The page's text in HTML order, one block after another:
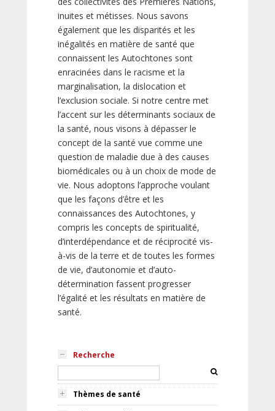
inuites et métisses. Nous savons
également que les disparités et les
inégalités en matière de santé que
connaissent les Autochtones sont
enracinées dans le racisme et la
marginalisation, la dislocation et
l’exclusion sociale. Si notre centre met
l’accent sur les déterminants sociaux de
la santé, nous visons à dépasser le
concept de la santé vue comme une
question de maladie due à des causes
biomédicales ou à un choix de mode de
vie. Nous adoptons l’approche voulant
que les façons d’être et les
connaissances des Autochtones, y
compris les concepts de spiritualité,
d’interdépendance et de réciprocité vis-
à-vis de la terre et de toutes les formes
de vie, d’autonomie et d’auto-
détermination fassent progresser
l’égalité et les résultats en matière de
santé.
Recherche
Thèmes de santé